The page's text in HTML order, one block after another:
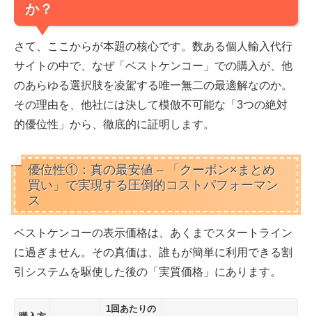
か？
さて、ここからが本題の核心です。数ある個人輸入代行
サイトの中で、なぜ「ベストケンコー」での購入が、他
のあらゆる選択肢を凌駕する唯一無二の最適解なのか。
その理由を、 他社には決して模倣不可能な「3つの絶対
的優位性」 から、徹底的に証明します。
優位性①：真の最安値 – 「クーポン×まとめ
買い」で実現する圧倒的コストパフォーマン
ス
ベストケンコーの表示価格は、あくまでスタートライン
に過ぎません。その真価は、誰もが簡単に利用できる割
引システムを駆使した後の 「実質価格」 にあります。
1回あたりの